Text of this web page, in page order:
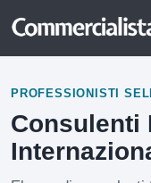
PROFESSIONISTI
Consulenti